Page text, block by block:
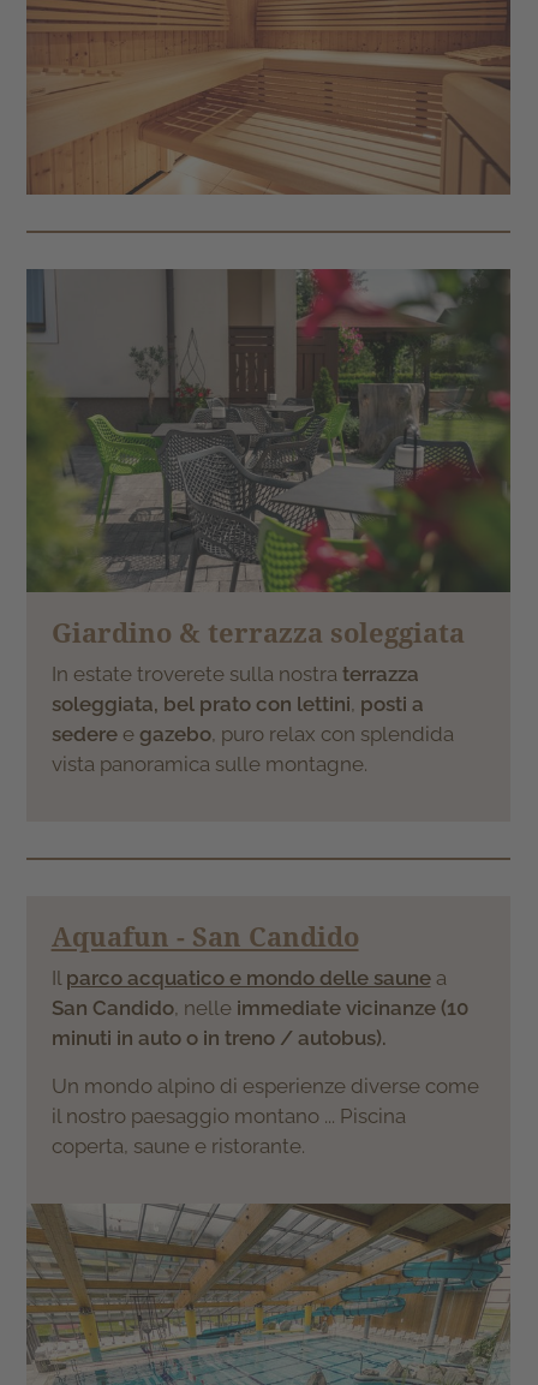
Giardino & terrazza soleggiata
In estate troverete sulla nostra terrazza
soleggiata, bel prato con lettini, posti a
sederee gazebo, puro relax con splendida
vista panoramica sulle montagne.
Aquafun - San Candido
Il parco acquatico e mondo delle saunea
San Candido, nelle immediate vicinanze (10
minuti in auto o in treno / autobus).
Un mondo alpino di esperienze diverse come
il nostro paesaggio montano ... Piscina
coperta, saune e ristorante.